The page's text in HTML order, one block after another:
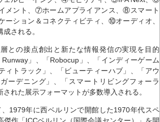
メント、⑦ホームアプライアンス、⑧スマート
ーション＆コネクティビティ、⑩オーディオ、
される。
との接点創出と新たな情報発信の実現を目的
」、「Robocup」、「インディーゲーム
ィトラック」、「ビューティーハブ」、「アウ
ーデニング」、「スマートリビングフォーラ
された展示フォーマットが多数導入される。
1979年に西ベルリンで開館した1970年代スペ